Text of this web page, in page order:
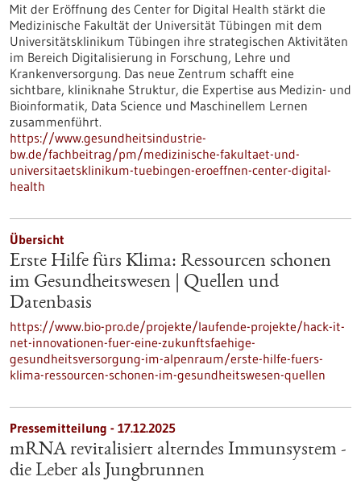
Mit der Eröffnung des Center for Digital Health stärkt die
Medizinische Fakultät der Universität Tübingen mit dem
Universitätsklinikum Tübingen ihre strategischen Aktivitäten
im Bereich Digitalisierung in Forschung, Lehre und
Krankenversorgung. Das neue Zentrum schafft eine
sichtbare, kliniknahe Struktur, die Expertise aus Medizin- und
Bioinformatik, Data Science und Maschinellem Lernen
zusammenführt.
https://www.gesundheitsindustrie-
bw.de/fachbeitrag/pm/medizinische-fakultaet-und-
universitaetsklinikum-tuebingen-eroeffnen-center-digital-
health
Übersicht
Erste Hilfe fürs Klima: Ressourcen schonen
im Gesundheitswesen | Quellen und
Datenbasis
https://www.bio-pro.de/projekte/laufende-projekte/hack-it-
net-innovationen-fuer-eine-zukunftsfaehige-
gesundheitsversorgung-im-alpenraum/erste-hilfe-fuers-
klima-ressourcen-schonen-im-gesundheitswesen-quellen
Pressemitteilung - 17.12.2025
mRNA revitalisiert alterndes Immunsystem -
die Leber als Jungbrunnen